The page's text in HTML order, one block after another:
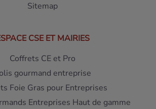
Sitemap
CSE ET MAIRIES
Coffrets CE et Pro
gourmand entreprise
Foie Gras pour Entreprises
Entreprises Haut de gamme